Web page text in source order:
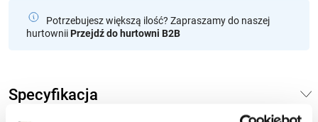
Potrzebujesz większą ilość? Zapraszamy do naszej
hurtowniiPrzejdź do hurtowni B2B
Specyfikacja